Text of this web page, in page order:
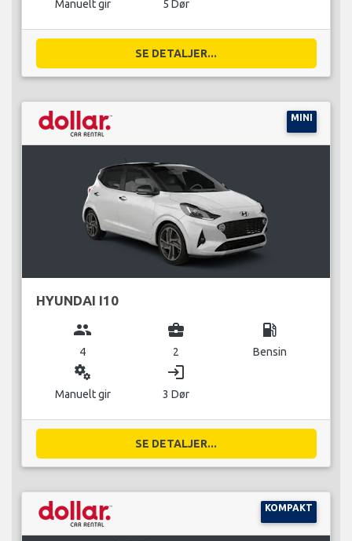
Manuelt gir 5 Dør
SE DETALJER...
MINI
HYUNDAI I10
group
4
business_center
2
local_gas_station
Bensin
miscellaneous_services
Manuelt gir
login
3 Dør
SE DETALJER...
KOMPAKT